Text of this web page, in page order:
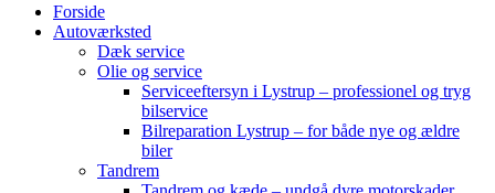
Forside
Autoværksted
Dæk service
Olie og service
Serviceeftersyn i Lystrup – professionel og tryg
bilservice
Bilreparation Lystrup – for både nye og ældre
biler
Tandrem